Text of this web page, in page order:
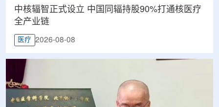
中核辐智正式设立 中国同辐持股90%打通核医疗
全产业链
医疗 2026-08-08